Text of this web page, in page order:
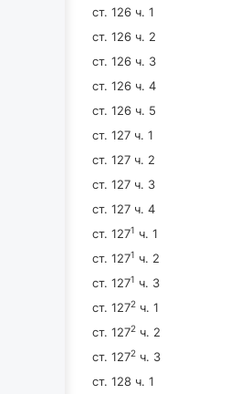
ст. 126 ч. 1
ст. 126 ч. 2
ст. 126 ч. 3
ст. 126 ч. 4
ст. 126 ч. 5
ст. 127 ч. 1
ст. 127 ч. 2
ст. 127 ч. 3
ст. 127 ч. 4
ст. 1271 ч. 1
ст. 1271 ч. 2
ст. 1271 ч. 3
ст. 1272 ч. 1
ст. 1272 ч. 2
ст. 1272 ч. 3
ст. 128 ч. 1